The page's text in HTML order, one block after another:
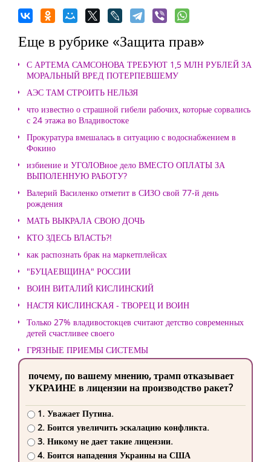
Еще в рубрике «Защита прав»
С АРТЕМА САМСОНОВА ТРЕБУЮТ 1,5 МЛН РУБЛЕЙ ЗА
МОРАЛЬНЫЙ ВРЕД ПОТЕРПЕВШЕМУ
АЭС ТАМ СТРОИТЬ НЕЛЬЗЯ
что известно о страшной гибели рабочих, которые сорвались
с 24 этажа во Владивостоке
Прокуратура вмешалась в ситуацию с водоснабжением в
Фокино
избиение и УГОЛОВное дело ВМЕСТО ОПЛАТЫ ЗА
ВЫПОЛЕННУЮ РАБОТУ?
Валерий Василенко отметит в СИЗО свой 77-й день
рождения
МАТЬ ВЫКРАЛА СВОЮ ДОЧЬ
КТО ЗДЕСЬ ВЛАСТЬ?!
как распознать брак на маркетплейсах
"БУЦАЕВЩИНА" РОССИИ
ВОИН ВИТАЛИЙ КИСЛИНСКИЙ
НАСТЯ КИСЛИНСКАЯ - ТВОРЕЦ И ВОИН
Только 27% владивостокцев считают детство современных
детей счастливее своего
ГРЯЗНЫЕ ПРИЕМЫ СИСТЕМЫ
почему, по вашему мнению, трамп отказывает
УКРАИНЕ в лицензии на производство ракет?
1. Уважает Путина.
2. Боится увеличить эскалацию конфликта.
3. Никому не дает такие лицензии.
4. Боится нападения Украины на США